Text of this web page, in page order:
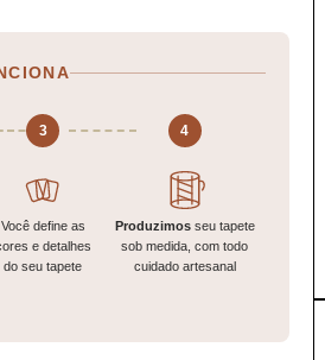
3
Você define as
e detalhes
do seu tapete
4
Produzimosseu tapete
sob medida, com todo
cuidado artesanal